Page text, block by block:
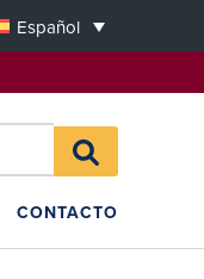
Español
Search
for:BUSCAR
EN
CONTACTO